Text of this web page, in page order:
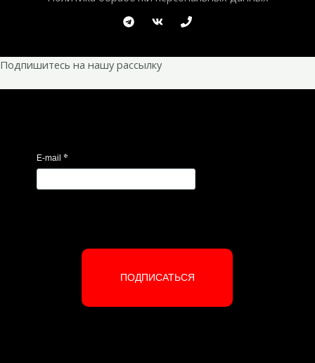
Подпишитесь на нашу рассылку
E-mail *
ПОДПИСАТЬСЯ